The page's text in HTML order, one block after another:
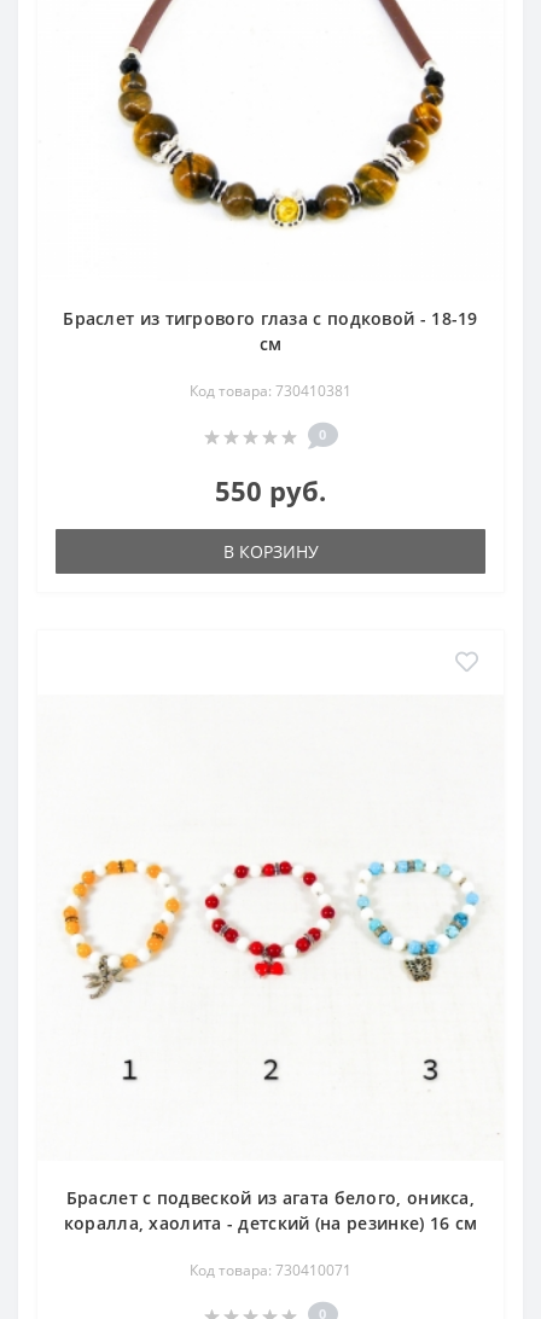
Браслет из тигрового глаза с подковой - 18-19
см
Код товара: 730410381
0
550 руб.
В КОРЗИНУ
Браслет с подвеской из агата белого, оникса,
коралла, хаолита - детский (на резинке) 16 см
Код товара: 730410071
0